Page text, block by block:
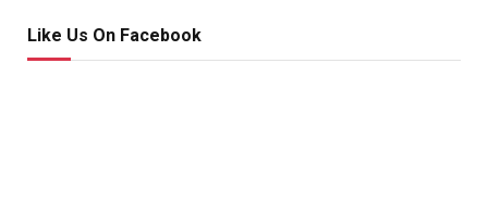
Like Us On Facebook